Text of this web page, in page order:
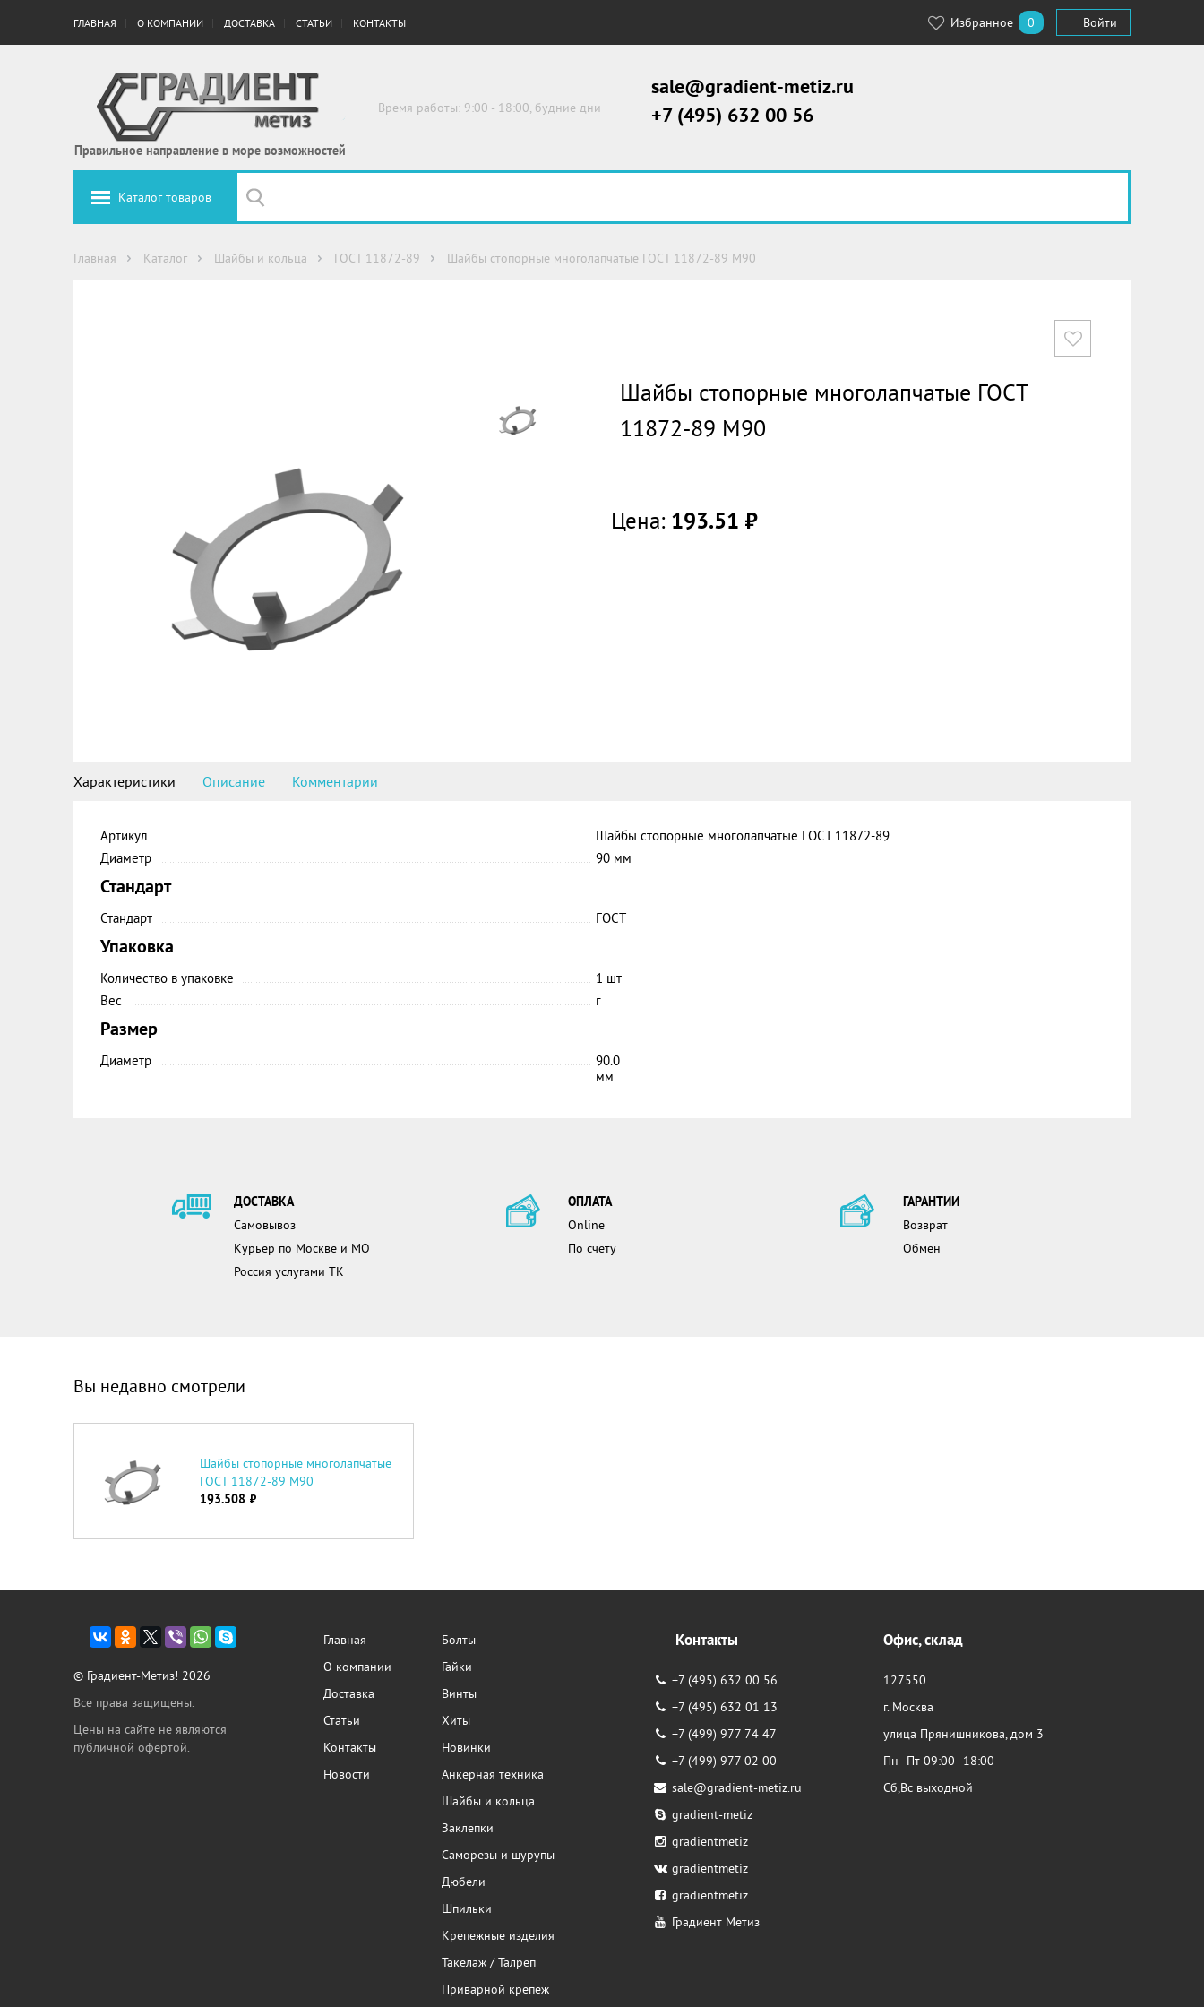
ГЛАВНАЯ О КОМПАНИИ ДОСТАВКА СТАТЬИ КОНТАКТЫ Избранное 0 Войти
Правильное направление в море возможностей
Время работы: 9:00 - 18:00, будние дни
sale@gradient-metiz.ru
+7 (495) 632 00 56
Каталог товаров
Главная Каталог Шайбы и кольца ГОСТ 11872-89 Шайбы cтопорные многолапчатые ГОСТ 11872-89 М90
Шайбы cтопорные многолапчатые ГОСТ
11872-89 М90
Цена: 193.51 руб.
Характеристики Описание Комментарии
Артикул
Шайбы cтопорные многолапчатые ГОСТ 11872-89
Диаметр
90 мм
Стандарт
Стандарт ГОСТ
Упаковка
Количество в упаковке
1 шт
Вес
г
Размер
Диаметр
90.0
мм
ДОСТАВКА
Самовывоз
Курьер по Москве и МО
Россия услугами ТК
ОПЛАТА
Online
По счету
ГАРАНТИИ
Возврат
Обмен
Вы недавно смотрели
Шайбы cтопорные многолапчатые
ГОСТ 11872-89 М90
193.508 руб.
© Градиент-Метиз! 2026
Все права защищены.
Цены на сайте не являются
публичной офертой.
Главная
О компании
Доставка
Статьи
Контакты
Новости
Болты
Гайки
Винты
Хиты
Новинки
Анкерная техника
Шайбы и кольца
Заклепки
Саморезы и шурупы
Дюбели
Шпильки
Крепежные изделия
Такелаж / Талреп
Приварной крепеж
Контакты
+7 (495) 632 00 56
+7 (495) 632 01 13
+7 (499) 977 74 47
+7 (499) 977 02 00
sale@gradient-metiz.ru
gradient-metiz
gradientmetiz
gradientmetiz
gradientmetiz
Градиент Метиз
Офис, склад
127550
г. Москва
улица Прянишникова, дом 3
Пн–Пт 09:00–18:00
Сб,Вс выходной